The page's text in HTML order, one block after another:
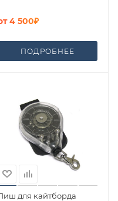
4 500₽
ПОДРОБНЕЕ
для кайтборда